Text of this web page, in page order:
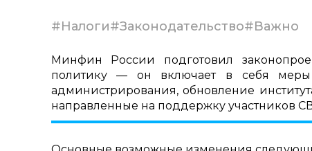
#Налоги#Законодательство#Важно
Минфин России подготовил
политику — он включает в себя меры
администрирования, обновление
направленные на поддержку участников